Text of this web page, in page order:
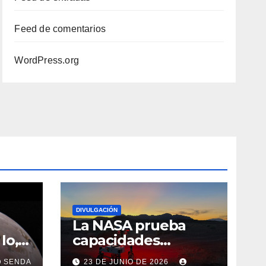
Feed de comentarios
WordPress.org
SENDA
DIVULGACIÓN
La NASA prueba
capacidades
avanzadas para
23 DE JUNIO DE 2026